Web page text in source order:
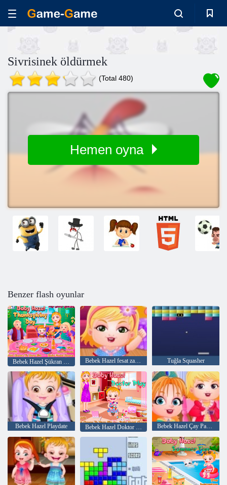
Sivrisinek öldürmek
(Total 480)
Hemen oyna
Benzer flash oyunlar
Bebek Hazel Şükran Günü Bebek Hazel fesat zamanı Tuğla Squasher
Bebek Hazel Playdate Bebek Hazel Çay Partisi